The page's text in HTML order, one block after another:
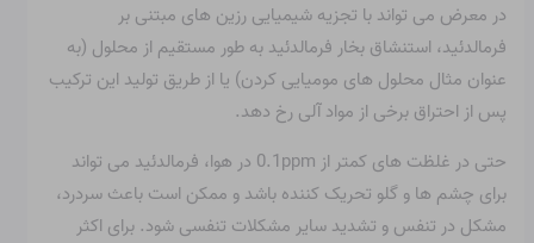
در معرض می تواند با تجزیه شیمیایی رزین های مبتنی بر
فرمالدئید، استنشاق بخار فرمالدئید به طور مستقیم از محلول (به
عنوان مثال محلول های مومیایی کردن) یا از طریق تولید این ترکیب
پس از احتراق برخی از مواد آلی رخ دهد.
حتی در غلظت های کمتر از 0.1ppm در هوا، فرمالدئید می تواند
برای چشم ها و گلو تحریک کننده باشد و ممکن است باعث سردرد،
مشکل در تنفس و تشدید سایر مشکلات تنفسی شود. برای اکثر